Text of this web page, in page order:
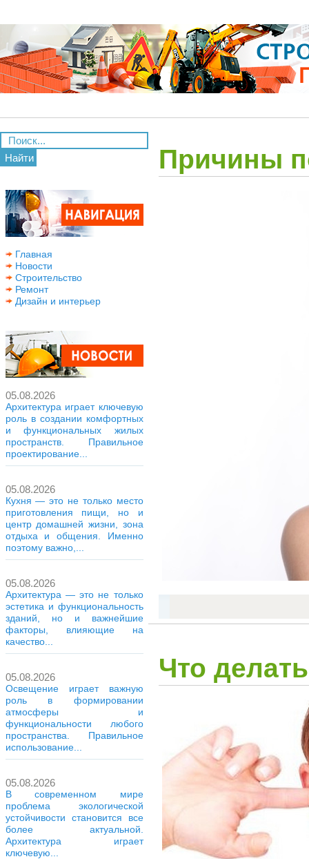
Найти
Главная
Новости
Строительство
Ремонт
Дизайн и интерьер
05.08.2026
Архитектура играет ключевую
роль в создании комфортных
и функциональных жилых
пространств. Правильное
проектирование...
05.08.2026
Кухня — это не только место
приготовления пищи, но и
центр домашней жизни, зона
отдыха и общения. Именно
поэтому важно,...
05.08.2026
Архитектура — это не только
эстетика и функциональность
зданий, но и важнейшие
факторы, влияющие на
качество...
05.08.2026
Освещение играет важную
роль в формировании
атмосферы и
функциональности любого
пространства. Правильное
использование...
05.08.2026
В современном мире
проблема экологической
устойчивости становится все
более актуальной.
Архитектура играет
ключевую...
Причины
Что